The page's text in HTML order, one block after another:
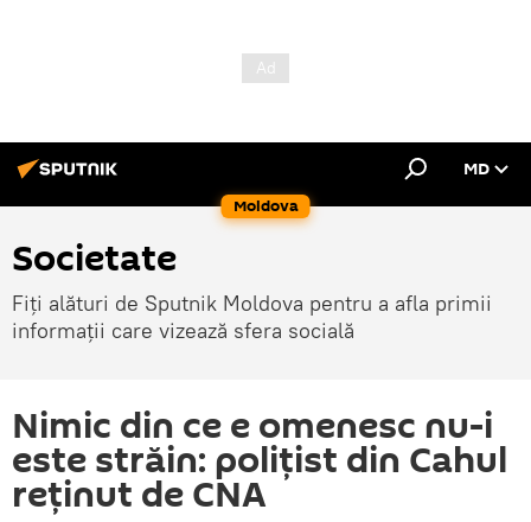
Moldova
MD
Societate
Fiți alături de Sputnik Moldova pentru a afla primii
informații care vizează sfera socială
Nimic din ce e omenesc nu-i
este străin: polițist din Cahul
reținut de CNA